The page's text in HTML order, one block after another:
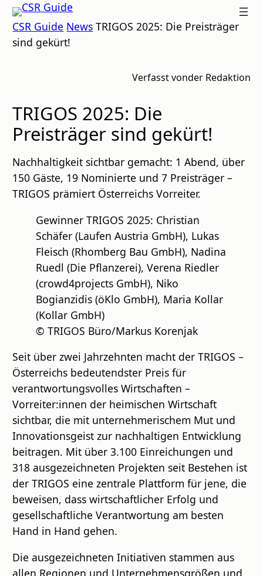
Zum
Inhalt
springen
CSR
GUIDE
CSR Guide News TRIGOS 2025: Die Preisträger
sind gekürt!
Verfasst vonder Redaktion
TRIGOS 2025: Die
Preisträger sind gekürt!
Nachhaltigkeit sichtbar gemacht: 1 Abend, über
150 Gäste, 19 Nominierte und 7 Preisträger –
TRIGOS prämiert Österreichs Vorreiter.
Gewinner TRIGOS 2025: Christian
Schäfer (Laufen Austria GmbH), Lukas
Fleisch (Rhomberg Bau GmbH), Nadina
Ruedl (Die Pflanzerei), Verena Riedler
(crowd4projects GmbH), Niko
Bogianzidis (öKlo GmbH), Maria Kollar
(Kollar GmbH)
© TRIGOS Büro/Markus Korenjak
Seit über zwei Jahrzehnten macht der TRIGOS –
Österreichs bedeutendster Preis für
verantwortungsvolles Wirtschaften –
Vorreiter:innen der heimischen Wirtschaft
sichtbar, die mit unternehmerischem Mut und
Innovationsgeist zur nachhaltigen Entwicklung
beitragen. Mit über 3.100 Einreichungen und
318 ausgezeichneten Projekten seit Bestehen ist
der TRIGOS eine zentrale Plattform für jene, die
beweisen, dass wirtschaftlicher Erfolg und
gesellschaftliche Verantwortung am besten
Hand in Hand gehen.
Die ausgezeichneten Initiativen stammen aus
allen Regionen und Unternehmensgrößen und